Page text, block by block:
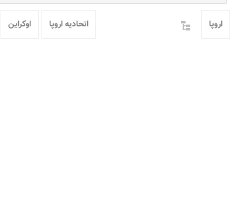
اتحادیه اروپا اوکراین اروپا